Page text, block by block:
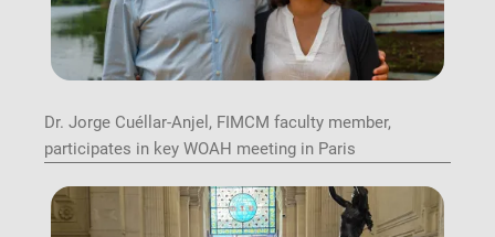
Dr. Jorge Cuéllar-Anjel, FIMCM faculty member,
participates in key WOAH meeting in Paris
Image